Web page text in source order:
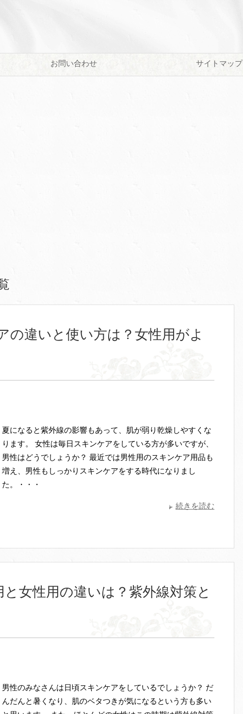
お問い合わせ サイトマップ
の違いと使い方は？女性用がよ
夏になると紫外線の影響もあって、肌が弱り乾燥しやすくな
ります。 女性は毎日スキンケアをしている方が多いですが、
男性はどうでしょうか？ 最近では男性用のスキンケア用品も
増え、男性もしっかりスキンケアをする時代になりまし
た。・・・
続きを読む
女性用の違いは？紫外線対策と
男性のみなさんは日頃スキンケアをしているでしょうか？ だ
んだんと暑くなり、肌のベタつきが気になるという方も多い